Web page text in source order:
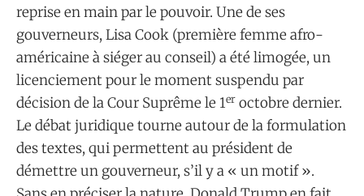
reprise en main par le pouvoir. Une de ses
gouverneurs, Lisa Cook (première femme afro-
américaine à siéger au conseil) a été limogée, un
licenciement pour le moment suspendu par
décision de la Cour Suprême le 1er octobre dernier.
Le débat juridique tourne autour de la formulation
des textes, qui permettent au président de
démettre un gouverneur, s’il y a « un motif ».